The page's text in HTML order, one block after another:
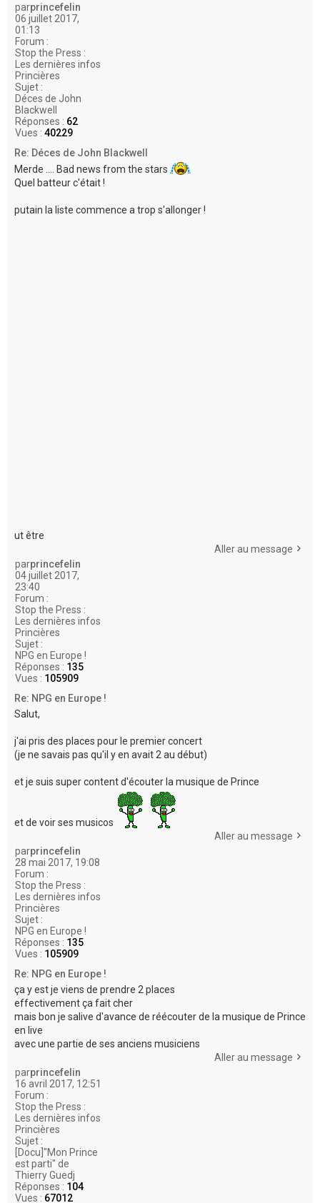
parprincefelin
06 juillet 2017,
01:13
Forum :
Stop the Press :
Les dernières infos
Princières
Sujet :
Déces de John
Blackwell
Réponses : 62
Vues : 40229
Re: Déces de John Blackwell
Merde .... Bad news from the stars
Quel batteur c'était !
putain la liste commence a trop s'allonger !
ut être
Aller au message
parprincefelin
04 juillet 2017,
23:40
Forum :
Stop the Press :
Les dernières infos
Princières
Sujet :
NPG en Europe !
Réponses : 135
Vues : 105909
Re: NPG en Europe !
Salut,
j'ai pris des places pour le premier concert
(je ne savais pas qu'il y en avait 2 au début)
et je suis super content d'écouter la musique de Prince
et de voir ses musicos
Aller au message
parprincefelin
28 mai 2017, 19:08
Forum :
Stop the Press :
Les dernières infos
Princières
Sujet :
NPG en Europe !
Réponses : 135
Vues : 105909
Re: NPG en Europe !
ça y est je viens de prendre 2 places
effectivement ça fait cher
mais bon je salive d'avance de réécouter de la musique de Prince
en live
avec une partie de ses anciens musiciens
Aller au message
parprincefelin
16 avril 2017, 12:51
Forum :
Stop the Press :
Les dernières infos
Princières
Sujet :
[Docu]"Mon Prince
est parti" de
Thierry Guedj
Réponses : 104
Vues : 67012